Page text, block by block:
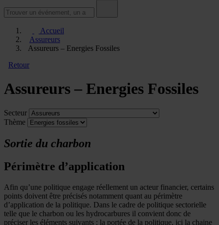
Accueil
Assureurs
Assureurs – Energies Fossiles
Retour
Assureurs – Energies Fossiles
Secteur
Thème
Sortie du charbon
Périmètre d’application
Afin qu’une politique engage réellement un acteur financier, certains
points doivent être précisés notamment quant au périmètre
d’application de la politique. Dans le cadre de politique sectorielle
telle que le charbon ou les hydrocarbures il convient donc de
préciser les éléments suivants : la portée de la politique, ici la chaine